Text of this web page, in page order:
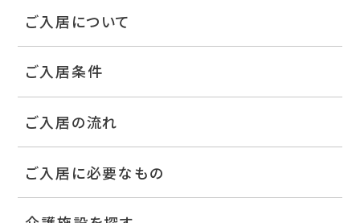
ご入居について
ご入居条件
ご入居の流れ
ご入居に必要なもの